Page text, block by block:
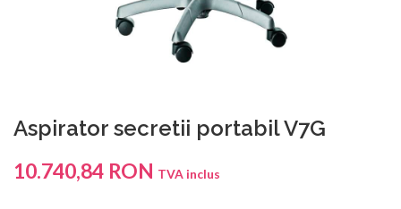
Aspirator secretii portabil V7G
10.740,84 RON TVA inclus